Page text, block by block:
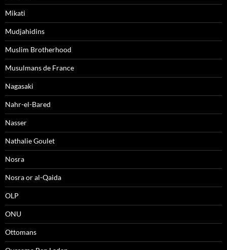
Mikati
Mudjahidins
Muslim Brotherhood
Musulmans de France
Nagasaki
Nahr-el-Bared
Nasser
Nathalie Goulet
Nosra
Nosra or al-Qaida
OLP
ONU
Ottomans